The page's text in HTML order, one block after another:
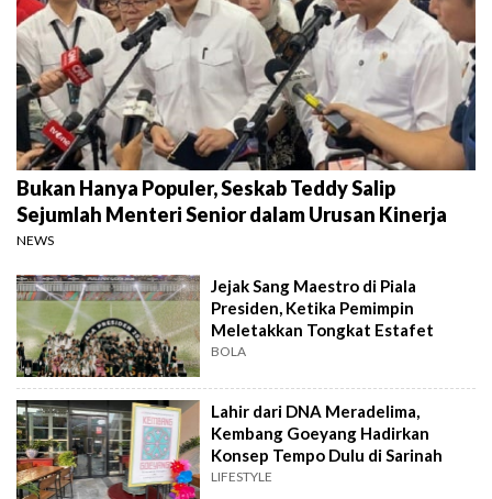
Bukan Hanya Populer, Seskab Teddy Salip
Sejumlah Menteri Senior dalam Urusan Kinerja
NEWS
Jejak Sang Maestro di Piala
Presiden, Ketika Pemimpin
Meletakkan Tongkat Estafet
BOLA
Lahir dari DNA Meradelima,
Kembang Goeyang Hadirkan
Konsep Tempo Dulu di Sarinah
LIFESTYLE